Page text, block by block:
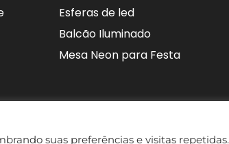
Esferas de led
Balcão Iluminado
Mesa Neon para Festa
direitos reservados – DDR Eventos
suas preferências e visitas repetidas.